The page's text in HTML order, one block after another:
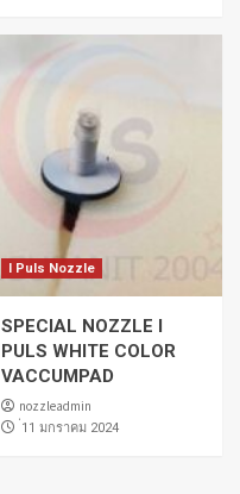
I Puls Nozzle
SPECIAL NOZZLE I
PULS WHITE COLOR
VACCUMPAD
nozzleadmin
่11 มกราคม 2024